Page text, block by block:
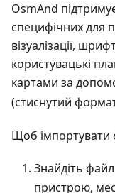
OsmAnd
специфічних для
візуалізації,
користувацькі
картами за
(стиснутий
Щоб імпортувати
Знайдіть файл
пристрою,